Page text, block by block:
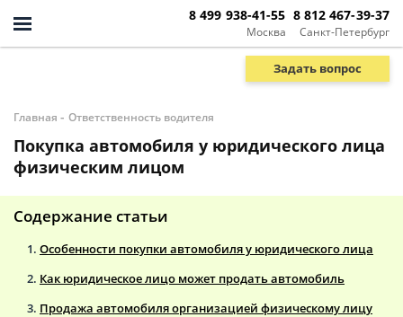
Москва
8 499 938-41-55
Санкт-Петербург
8 812 467-39-37
Задать вопрос
Главная - Ответственность водителя
Покупка автомобиля у юридического лица
физическим лицом
Содержание статьи
Особенности покупки автомобиля у юридического лица
Как юридическое лицо может продать автомобиль
Продажа автомобиля организацией физическому лицу